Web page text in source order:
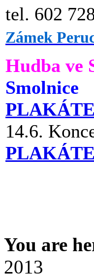
tel. 602
Zámek
Hudba ve
Smolnice
14.6.
You are
2013